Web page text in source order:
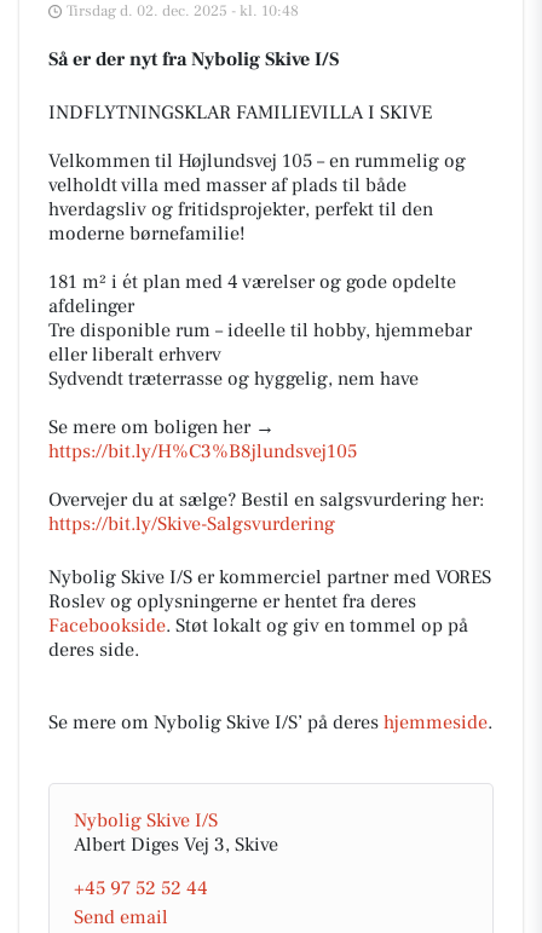
Tirsdag d. 02. dec. 2025 - kl. 10:48
Så er der nyt fra Nybolig Skive I/S
INDFLYTNINGSKLAR FAMILIEVILLA I SKIVE
Velkommen til Højlundsvej 105 – en rummelig og
velholdt villa med masser af plads til både
hverdagsliv og fritidsprojekter, perfekt til den
moderne børnefamilie!
181 m² i ét plan med 4 værelser og gode opdelte
afdelinger
Tre disponible rum – ideelle til hobby, hjemmebar
eller liberalt erhverv
Sydvendt træterrasse og hyggelig, nem have
Se mere om boligen her →
https://bit.ly/H%C3%B8jlundsvej105
Overvejer du at sælge? Bestil en salgsvurdering her:
https://bit.ly/Skive-Salgsvurdering
Nybolig Skive I/S er kommerciel partner med VORES
Roslev og oplysningerne er hentet fra deres
Facebookside. Støt lokalt og giv en tommel op på
deres side.
Se mere om Nybolig Skive I/S’ på deres hjemmeside.
Nybolig Skive I/S
Albert Diges Vej 3, Skive
+45 97 52 52 44
Send email